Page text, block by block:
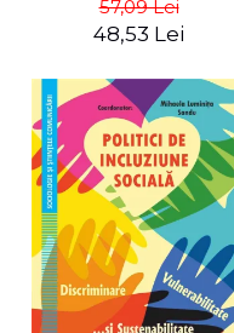
PACHETE DE STUDIU
PROMOȚIILE LUNII
ULTIMELE EXEMPLARE
57,09 Lei
48,53 Lei